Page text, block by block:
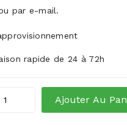
par e-mail.
rapide de 24 à 72h
Ajouter Au